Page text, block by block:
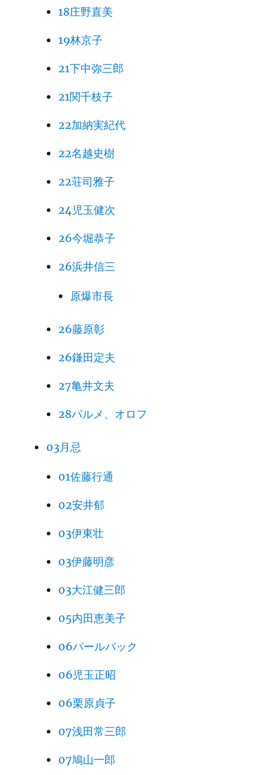
18庄野直美
19林京子
21下中弥三郎
21関千枝子
22加納実紀代
22名越史樹
22荘司雅子
24児玉健次
26今堀恭子
26浜井信三
原爆市長
26藤原彰
26鎌田定夫
27亀井文夫
28パルメ、オロフ
03月忌
01佐藤行通
02安井郁
03伊東壮
03伊藤明彦
03大江健三郎
05内田恵美子
06パールバック
06児玉正昭
06栗原貞子
07浅田常三郎
07鳩山一郎